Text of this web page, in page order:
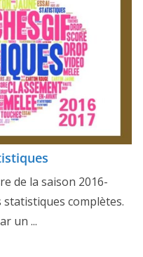
de la saison 2016-
complètes.
un ...